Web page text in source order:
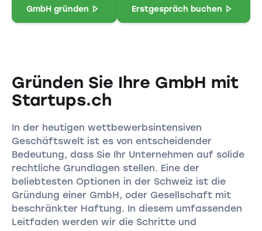
GmbH gründen Erstgespräch buchen
Gründen Sie Ihre GmbH mit
Startups.ch
In der heutigen wettbewerbsintensiven
Geschäftswelt ist es von entscheidender
Bedeutung, dass Sie Ihr Unternehmen auf solide
rechtliche Grundlagen stellen. Eine der
beliebtesten Optionen in der Schweiz ist die
Gründung einer GmbH, oder Gesellschaft mit
beschränkter Haftung. In diesem umfassenden
Leitfaden werden wir die Schritte und